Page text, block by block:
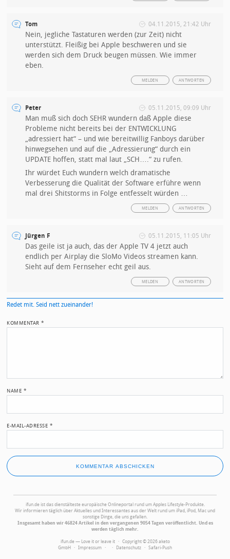
Tom 04.11.2015, 21:42 Uhr
Nein, jegliche Tastaturen werden (zur Zeit) nicht
unterstützt. Fleißig bei Apple beschweren und sie
werden sich dem Druck beugen müssen. Wie immer
eben.
ANTWORTEN
MELDEN
Peter 05.11.2015, 09:09 Uhr
Man muß sich doch SEHR wundern daß Apple diese
Probleme nicht bereits bei der ENTWICKLUNG
„adressiert hat“ – und wie bereitwillig Fanboys darüber
hinwegsehen und auf die „Adressierung“ durch ein
UPDATE hoffen, statt mal laut „SCH….“ zu rufen.
Ihr würdet Euch wundern welch dramatische
Verbesserung die Qualität der Software erführe wenn
mal drei Shitstorms in Folge entfesselt würden …
ANTWORTEN
MELDEN
Jürgen F 05.11.2015, 11:05 Uhr
Das geile ist ja auch, das der Apple TV 4 jetzt auch
endlich per Airplay die SloMo Videos streamen kann.
Sieht auf dem Fernseher echt geil aus.
ANTWORTEN
MELDEN
Redet mit. Seid nett zueinander!
KOMMENTAR*
NAME *
E-MAIL-ADRESSE *
ifun.de ist das dienstälteste europäische Onlineportal rund um Apples Lifestyle-Produkte.
Wir informieren täglich über Aktuelles und Interessantes aus der Welt rund um iPad, iPod, Mac und
sonstige Dinge, die uns gefallen.
Insgesamt haben wir 46824 Artikel in den vergangenen 9054 Tagen veröffentlicht. Und es
werden täglich mehr.
ifun.de — Love it or leave it · Copyright © 2026 aketo
GmbH · Impressum · · Datenschutz · Safari-Push